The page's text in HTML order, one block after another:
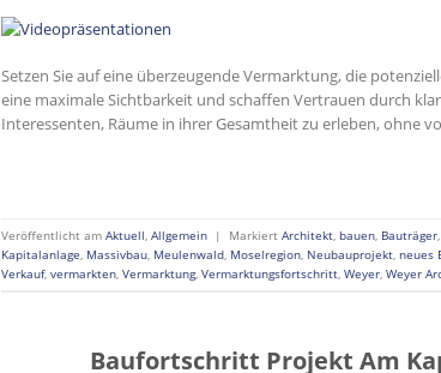
Setzen Sie auf eine überzeugende Vermarktung, die
eine maximale Sichtbarkeit und schaffen Vertrauen durch
Interessenten, Räume in ihrer Gesamtheit zu erleben, ohne
Veröffentlicht am Aktuell Allgemein | Markiert Architekt bauen Bauträger
Kapitalanlage Massivbau Meulenwald Moselregion Neubauprojekt neues
Verkauf, vermarkten Vermarktung, Vermarktungsfortschritt Weyer Weyer
Baufortschritt Projekt Am